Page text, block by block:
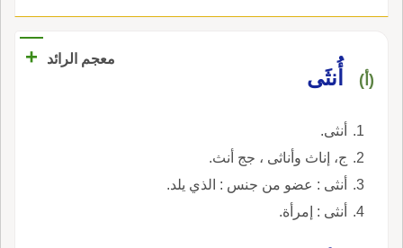
معجم الرائد +
(أ) أُنثَى
أنثى.
ج، إناث وأناثى ، جج أنث.
أنثى : عضو من جنس : الذي يلد.
أنثى : إمرأة.